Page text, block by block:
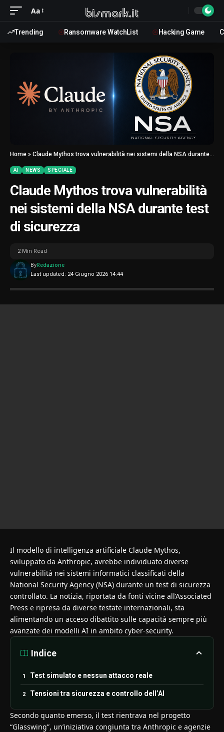
Aa
Trending Ransomware WatchList Hacking Game
Home » Claude Mythos trova vulnerabilità nei sistemi della NSA durante test di sicurezza
AI NEWS SPECIALE
Claude Mythos trova vulnerabilità
nei sistemi della NSA durante test
di sicurezza
Last updated: 24 Giugno 2026 14:44
ByRedazione
2 Min Read
Il modello di intelligenza artificiale Claude Mythos,
sviluppato da Anthropic, avrebbe individuato diverse
vulnerabilità nei sistemi informatici classificati della
National Security Agency (NSA) durante un test di sicurezza
controllato. La notizia, riportata da fonti vicine all’Associated
Press e ripresa da diverse testate internazionali, sta
alimentando un acceso dibattito sulle capacità sempre più
avanzate dei modelli AI in ambito cyber-security.
Indice
Test simulato e nessun attacco reale
Tensioni tra sicurezza e controllo dell’AI
Secondo quanto emerso, il test rientrava nel progetto
“Glasswing”, un’iniziativa congiunta tra Anthropic e agenzie